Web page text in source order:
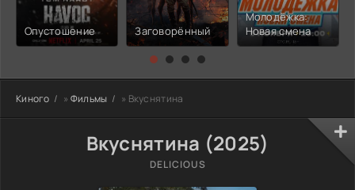
Опустошение Заговорённый
Молодёжка:
Новая смена
Киного » Фильмы » Вкуснятина
Вкуснятина (2025)
DELICIOUS